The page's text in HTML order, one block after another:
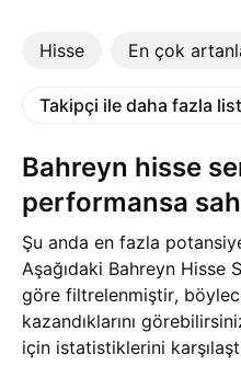
Hisse En çok
Takipçi ile daha fazla
Bahreyn hisse senetleri en iyi yıllık
performansa
Şu anda en fazla
Aşağıdaki Bahreyn Hisse
göre filtrelenmiştir,
kazandıklarını
için istatistiklerini